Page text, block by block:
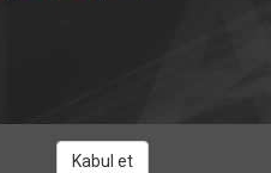
Kabul et